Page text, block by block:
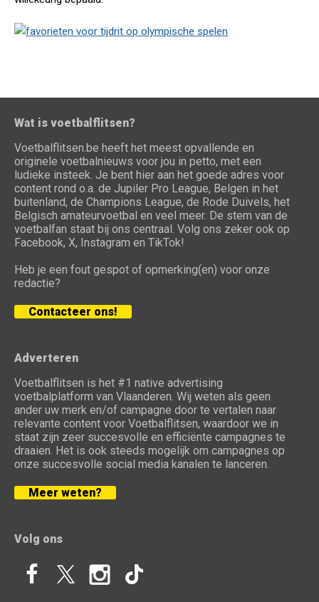
Wat is voetbalflitsen?
Voetbalflitsen.be heeft het meest opvallende en
originele voetbalnieuws voor jou in petto, met een
ludieke insteek. Je bent hier aan het goede adres voor
content rond o.a. de Jupiler Pro League, Belgen in het
buitenland, de Champions League, de Rode Duivels, het
Belgisch amateurvoetbal en veel meer. De stem van de
voetbalfan staat bij ons centraal. Volg ons zeker ook op
Facebook, X, Instagram en TikTok!
Heb je een fout gespot of opmerking(en) voor onze
redactie?
Contacteer ons!
Adverteren
Voetbalflitsen is het #1 native advertising
voetbalplatform van Vlaanderen. Wij weten als geen
ander uw merk en/of campagne door te vertalen naar
relevante content voor Voetbalflitsen, waardoor we in
staat zijn zeer succesvolle en efficiënte campagnes te
draaien. Het is ook steeds mogelijk om campagnes op
onze succesvolle social media kanalen te lanceren.
Meer weten?
Volg ons